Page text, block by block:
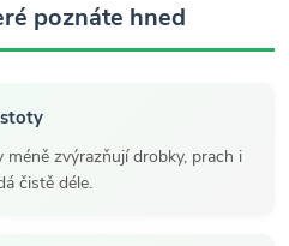
poznáte hned
méně zvýrazňují drobky, prach i
čistě déle.